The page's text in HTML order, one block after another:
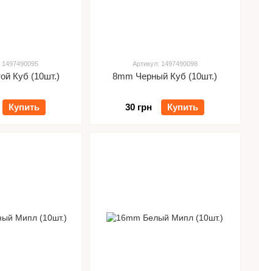
1497490095
Куб (10шт.)
Купить
Артикул: 1497490098
8mm Черный Куб (10шт.)
30 грн Купить